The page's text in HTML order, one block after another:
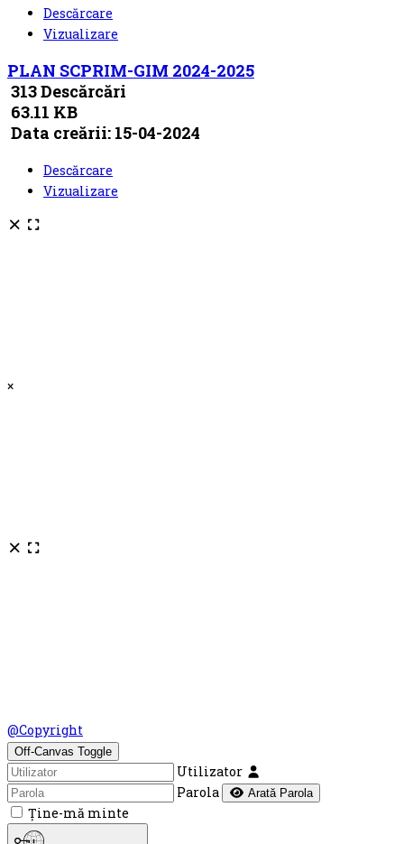
Descărcare
Vizualizare
PLAN SCPRIM-GIM 2024-2025
313 Descărcări
63.11 KB
Data creării: 15-04-2024
Descărcare
Vizualizare
×
@Copyright
Off-Canvas Toggle
Utilizator
Parola
Arată Parola
Ţine-mă minte